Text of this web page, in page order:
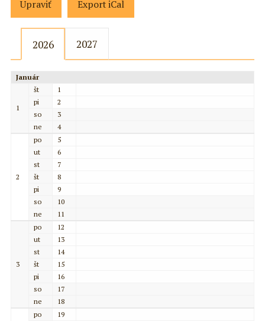
Upraviť Export iCal
2026 2027
Január
1
št
1
pi
2
so
3
ne
4
2
po
5
ut
6
st
7
št
8
pi
9
so
10
ne
11
3
po
12
ut
13
st
14
št
15
pi
16
so
17
ne
18
po
19